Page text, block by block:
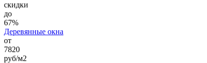
cкидки
до
67%
Деревянные окна
от
7820
руб/м2